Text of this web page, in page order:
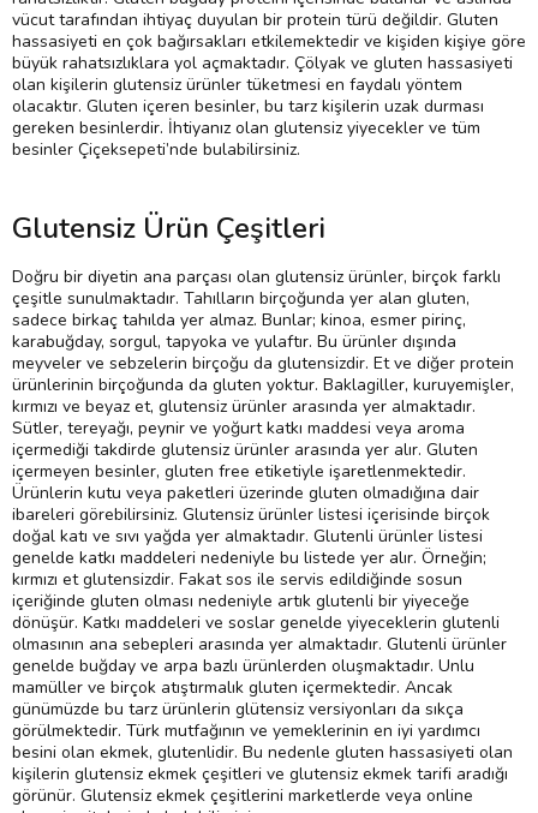
vücut tarafından ihtiyaç duyulan bir protein türü değildir. Gluten
hassasiyeti en çok bağırsakları etkilemektedir ve kişiden kişiye göre
büyük rahatsızlıklara yol açmaktadır. Çölyak ve gluten hassasiyeti
olan kişilerin glutensiz ürünler tüketmesi en faydalı yöntem
olacaktır. Gluten içeren besinler, bu tarz kişilerin uzak durması
gereken besinlerdir. İhtiyanız olan glutensiz yiyecekler ve tüm
besinler Çiçeksepeti’nde bulabilirsiniz.
Glutensiz Ürün Çeşitleri
Doğru bir diyetin ana parçası olan glutensiz ürünler, birçok farklı
çeşitle sunulmaktadır. Tahılların birçoğunda yer alan gluten,
sadece birkaç tahılda yer almaz. Bunlar; kinoa, esmer pirinç,
karabuğday, sorgul, tapyoka ve yulaftır. Bu ürünler dışında
meyveler ve sebzelerin birçoğu da glutensizdir. Et ve diğer protein
ürünlerinin birçoğunda da gluten yoktur. Baklagiller, kuruyemişler,
kırmızı ve beyaz et, glutensiz ürünler arasında yer almaktadır.
Sütler, tereyağı, peynir ve yoğurt katkı maddesi veya aroma
içermediği takdirde glutensiz ürünler arasında yer alır. Gluten
içermeyen besinler, gluten free etiketiyle işaretlenmektedir.
Ürünlerin kutu veya paketleri üzerinde gluten olmadığına dair
ibareleri görebilirsiniz. Glutensiz ürünler listesi içerisinde birçok
doğal katı ve sıvı yağda yer almaktadır. Glutenli ürünler listesi
genelde katkı maddeleri nedeniyle bu listede yer alır. Örneğin;
kırmızı et glutensizdir. Fakat sos ile servis edildiğinde sosun
içeriğinde gluten olması nedeniyle artık glutenli bir yiyeceğe
dönüşür. Katkı maddeleri ve soslar genelde yiyeceklerin glutenli
olmasının ana sebepleri arasında yer almaktadır. Glutenli ürünler
genelde buğday ve arpa bazlı ürünlerden oluşmaktadır. Unlu
mamüller ve birçok atıştırmalık gluten içermektedir. Ancak
günümüzde bu tarz ürünlerin glütensiz versiyonları da sıkça
görülmektedir. Türk mutfağının ve yemeklerinin en iyi yardımcı
besini olan ekmek, glutenlidir. Bu nedenle gluten hassasiyeti olan
kişilerin glutensiz ekmek çeşitleri ve glutensiz ekmek tarifi aradığı
görünür. Glutensiz ekmek çeşitlerini marketlerde veya online